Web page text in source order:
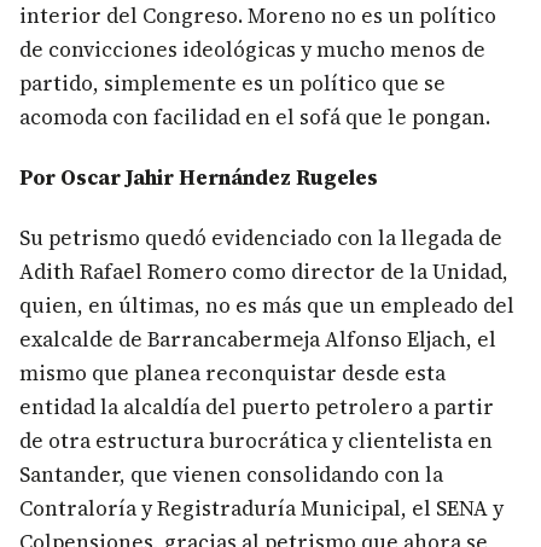
interior del Congreso. Moreno no es un político
de convicciones ideológicas y mucho menos de
partido, simplemente es un político que se
acomoda con facilidad en el sofá que le pongan.
Por Oscar Jahir Hernández Rugeles
Su petrismo quedó evidenciado con la llegada de
Adith Rafael Romero como director de la Unidad,
quien, en últimas, no es más que un empleado del
exalcalde de Barrancabermeja Alfonso Eljach, el
mismo que planea reconquistar desde esta
entidad la alcaldía del puerto petrolero a partir
de otra estructura burocrática y clientelista en
Santander, que vienen consolidando con la
Contraloría y Registraduría Municipal, el SENA y